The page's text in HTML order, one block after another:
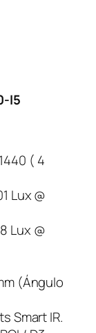
I5
( 4
Lux @
Lux @
(Ángulo
Smart IR.